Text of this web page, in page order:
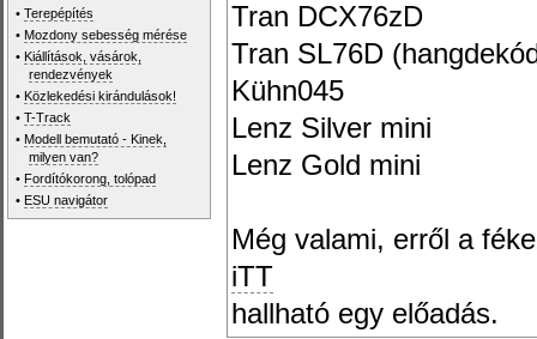
•Terepépítés
• Mozdony sebesség mérése
• Kiállítások, vásárok,
rendezvények
• Közlekedési kirándulások!
•T-Track
• Modell bemutató - Kinek,
milyen van?
• Fordítókorong, tolópad
• ESU navigátor
Tran DCX76zD
Tran SL76D
Kühn045
Lenz Silver mini
Lenz Gold mini
Még valami, erről a
iTT
hallható egy előadás.